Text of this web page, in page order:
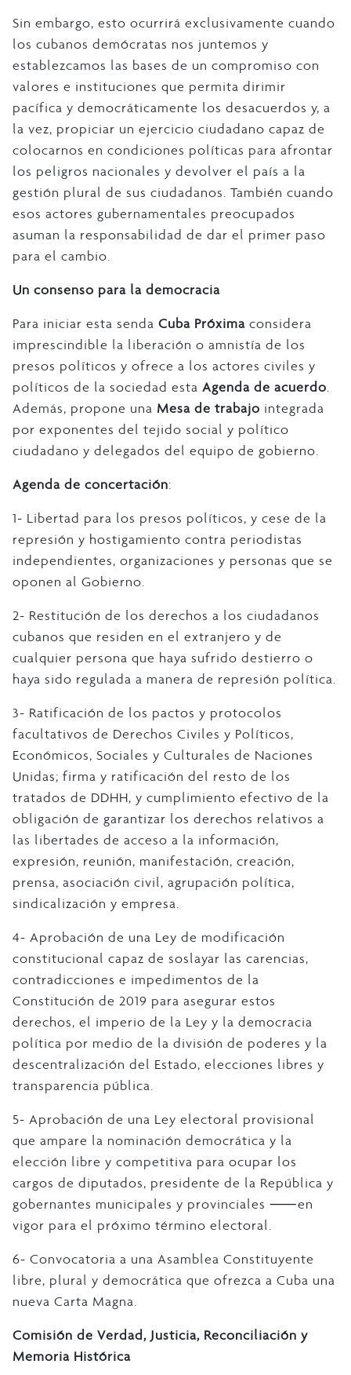
Sin embargo, esto ocurrirá exclusivamente cuando
los cubanos demócratas nos juntemos y
establezcamos las bases de un compromiso con
valores e instituciones que permita dirimir
pacífica y democráticamente los desacuerdos y, a
la vez, propiciar un ejercicio ciudadano capaz de
colocarnos en condiciones políticas para afrontar
los peligros nacionales y devolver el país a la
gestión plural de sus ciudadanos. También cuando
esos actores gubernamentales preocupados
asuman la responsabilidad de dar el primer paso
para el cambio.
Un consenso para la democracia
Para iniciar esta senda Cuba Próxima considera
imprescindible la liberación o amnistía de los
presos políticos y ofrece a los actores civiles y
políticos de la sociedad esta Agenda de acuerdo.
Además, propone una Mesa de trabajo integrada
por exponentes del tejido social y político
ciudadano y delegados del equipo de gobierno.
Agenda de concertación:
1- Libertad para los presos políticos, y cese de la
represión y hostigamiento contra periodistas
independientes, organizaciones y personas que se
oponen al Gobierno.
2- Restitución de los derechos a los ciudadanos
cubanos que residen en el extranjero y de
cualquier persona que haya sufrido destierro o
haya sido regulada a manera de represión política.
3- Ratificación de los pactos y protocolos
facultativos de Derechos Civiles y Políticos,
Económicos, Sociales y Culturales de Naciones
Unidas; firma y ratificación del resto de los
tratados de DDHH, y cumplimiento efectivo de la
obligación de garantizar los derechos relativos a
las libertades de acceso a la información,
expresión, reunión, manifestación, creación,
prensa, asociación civil, agrupación política,
sindicalización y empresa.
4- Aprobación de una Ley de modificación
constitucional capaz de soslayar las carencias,
contradicciones e impedimentos de la
Constitución de 2019 para asegurar estos
derechos, el imperio de la Ley y la democracia
política por medio de la división de poderes y la
descentralización del Estado, elecciones libres y
transparencia pública.
5- Aprobación de una Ley electoral provisional
que ampare la nominación democrática y la
elección libre y competitiva para ocupar los
cargos de diputados, presidente de la República y
gobernantes municipales y provinciales ⸺en
vigor para el próximo término electoral.
6- Convocatoria a una Asamblea Constituyente
libre, plural y democrática que ofrezca a Cuba una
nueva Carta Magna.
Comisión de Verdad, Justicia, Reconciliación y
Memoria Histórica